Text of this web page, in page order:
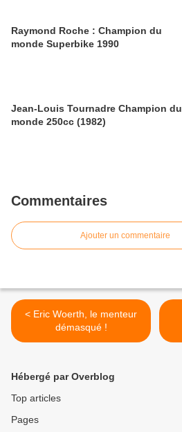
Raymond Roche : Champion du
monde Superbike 1990
Jean-Louis Tournadre Champion du
monde 250cc (1982)
Commentaires
Ajouter un commentaire
< Eric Woerth, le menteur
démasqué !
Hébergé par Overblog
Top articles
Pages